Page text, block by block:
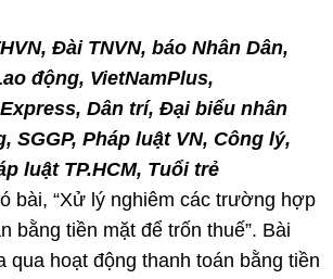
Đài TNVN, báo Nhân Dân,
động, VietNamPlus,
Dân trí, Đại biểu nhân
SGGP, Pháp luật VN, Công lý,
luật TP.HCM, Tuổi trẻ
bài, “Xử lý nghiêm các trường hợp
bằng tiền mặt để trốn thuế”. Bài
qua hoạt động thanh toán bằng tiền